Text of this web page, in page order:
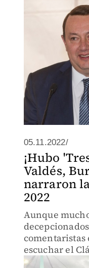
05.11.2022/
¡Hubo
Valdés,
narraron
2022
Aunque
escuchar el
voces.